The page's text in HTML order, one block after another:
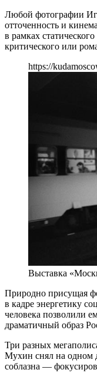
Любой фотографии
отточенность и
в рамках
критического или
https://
Выставка
Природно присущая
в кадре энергетику
человека позволили
драматичный образ
Три разных
Мухин снял на одном
соблазна —